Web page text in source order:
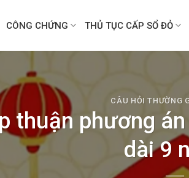
CÔNG CHỨNG THỦ TỤC CẤP SỔ ĐỎ
CÂU HỎI THƯỜNG
thuận phương
dài 9